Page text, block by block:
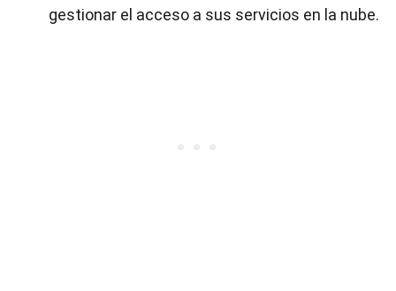
gestionar el acceso a sus servicios en la nube.